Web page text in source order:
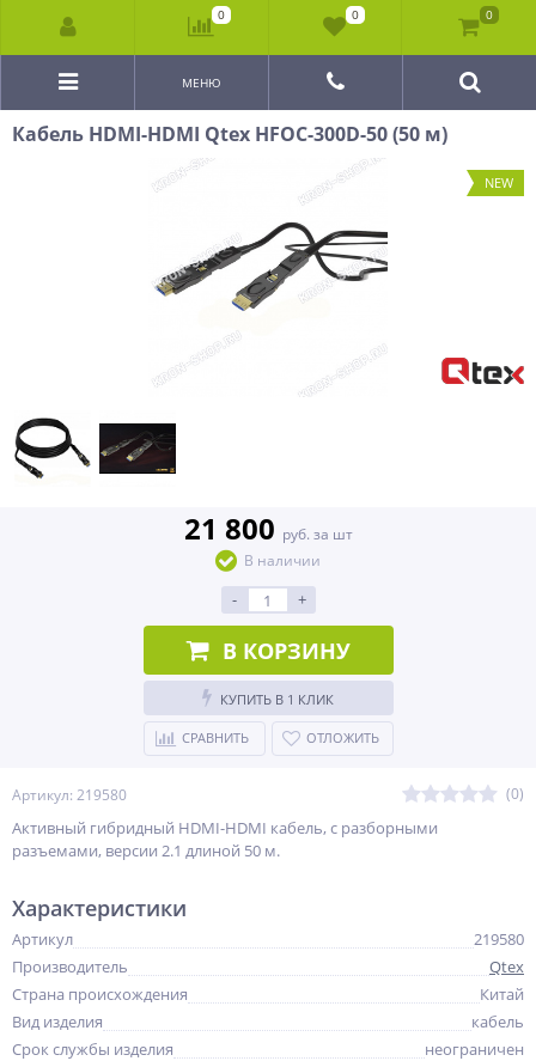
МЕНЮ
Кабель HDMI-HDMI Qtex HFOC-300D-50 (50 м)
NEW
Артикул: 219580 (0)
Активный гибридный HDMI-HDMI кабель, c разборными
разъемами, версии 2.1 длиной 50 м.
21 800 руб. за шт
В наличии
- +
В КОРЗИНУ
КУПИТЬ В 1 КЛИК
СРАВНИТЬ ОТЛОЖИТЬ
Характеристики
Артикул
219580
Производитель
Qtex
Страна происхождения
Китай
Вид изделия
кабель
Срок службы изделия
неограничен
0 0 0